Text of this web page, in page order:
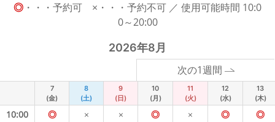
◎ ・・・予約可 ×・・・予約不可 ／ 使用可能時間 10:0
0～20:00
2026年8月
次の1週間
7
(金)
8
(土)
9
(日)
10
(月)
11
(火)
12
(水)
13
(木)
10:00 ◎ × × ◎ × ◎
◎